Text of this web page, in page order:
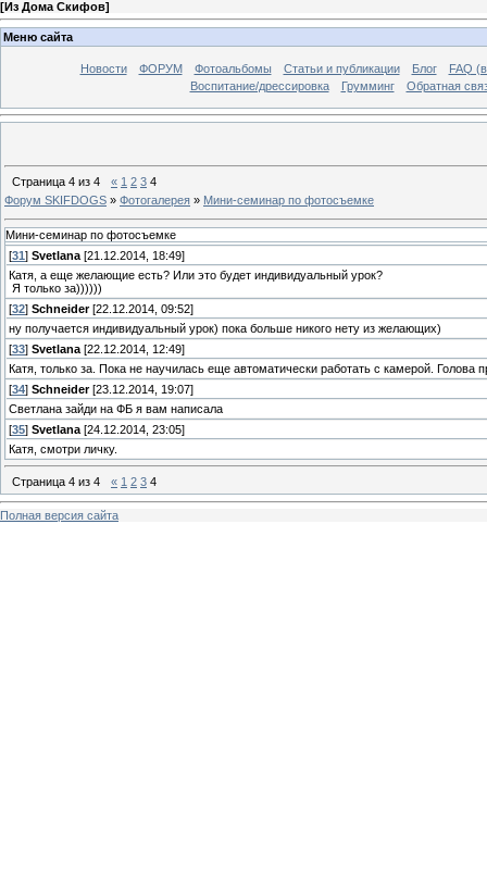
[Из Дома Скифов]
Меню сайта
Новости ФОРУМ Фотоальбомы Статьи и публикации Блог
FAQ
Воспитание/дрессировка
Грумминг Обратная
Страница 4 из 4 « 1 2 3 4
Форум SKIFDOGS » Фотогалерея » Мини-семинар по фотосъемке
Мини-семинар по фотосъемке
[31] Svetlana [21.12.2014, 18:49]
Катя, а еще желающие есть? Или это будет индивидуальный урок?
Я только за))))))
[32] Schneider[22.12.2014, 09:52]
ну получается индивидуальный урок) пока больше никого нету из желающих)
[33] Svetlana [22.12.2014, 12:49]
Катя, только за. Пока не научилась еще автоматически работать с камерой. Голова
[34] Schneider[23.12.2014, 19:07]
Светлана зайди на ФБ я вам написала
[35] Svetlana [24.12.2014, 23:05]
Катя, смотри личку.
Страница 4 из 4 « 1 2 3 4
Полная версия сайта